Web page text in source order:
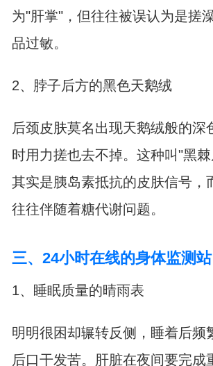
为"肝掌"，但往往被误认为是搓
品过敏。
2、脖子后方的黑色天鹅绒
后颈皮肤莫名出现天鹅绒般的深
时用力搓也去不掉。这种叫"黑棘
其实是胰岛素抵抗的皮肤信号，
往往伴随着糖代谢问题。
三、24小时在线的身体监测站
1、睡眠质量的晴雨表
明明很困却辗转反侧，睡着后频
后口干发苦。肝脏在夜间要完成